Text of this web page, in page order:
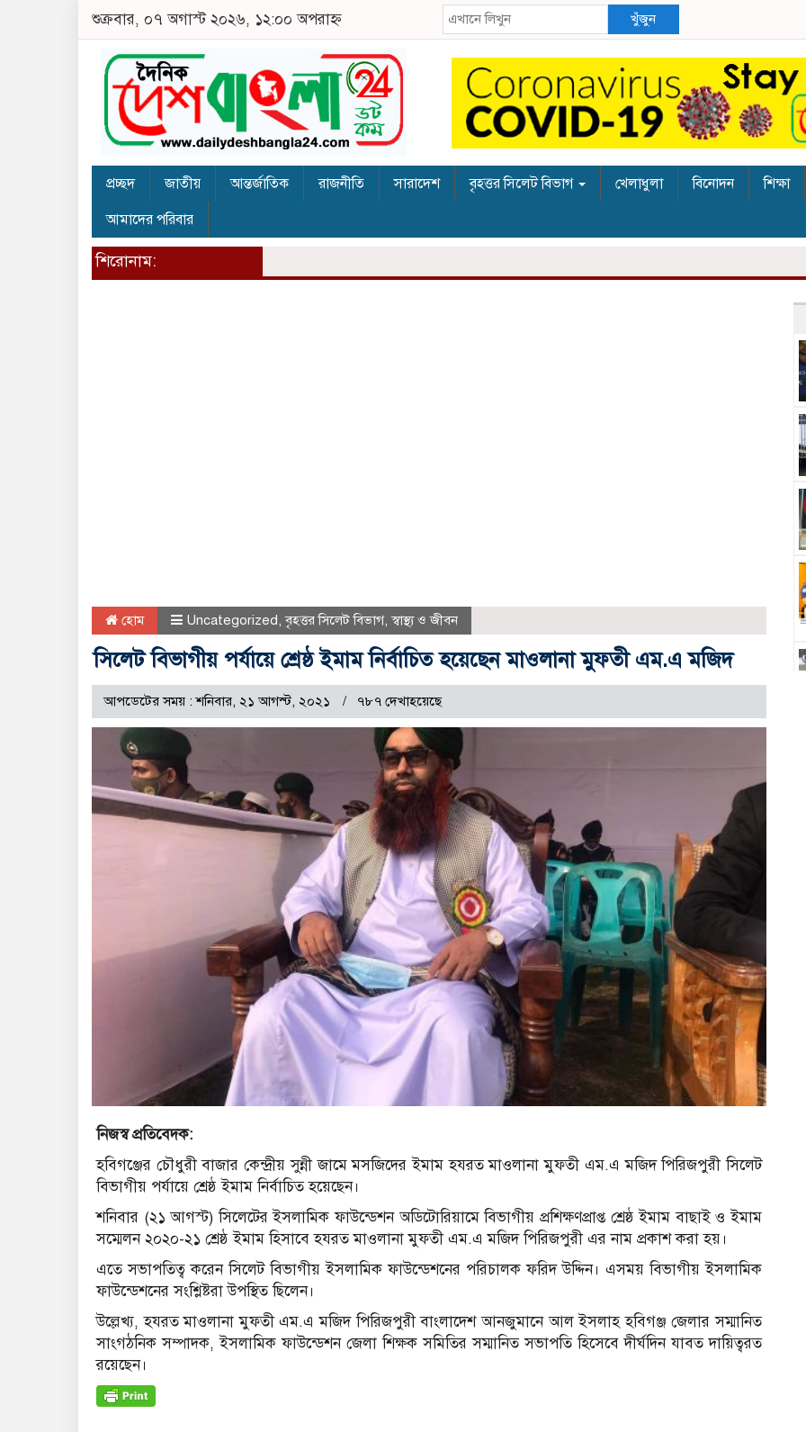
শুক্রবার, ০৭ অগাস্ট ২০২৬, ১২:০০ অপরাহ্ন খুঁজুন
প্রচ্ছদ জাতীয় আন্তর্জাতিক রাজনীতি সারাদেশ বৃহত্তর সিলেট বিভাগ খেলাধুলা বিনোদন শিক্ষা
আমাদের পরিবার
শিরোনাম:
হোম Uncategorized,বৃহত্তর সিলেট বিভাগ,স্বাস্থ্য ও জীবন
সিলেট বিভাগীয় পর্যায়ে শ্রেষ্ঠ ইমাম নির্বাচিত হয়েছেন মাওলানা মুফতী এম.এ মজিদ
আপডেটের সময় : শনিবার, ২১ আগস্ট, ২০২১ ৭৮৭ দেখাহয়েছে
নিজস্ব প্রতিবেদক:
হবিগঞ্জের চৌধুরী বাজার কেন্দ্রীয় সুন্নী জামে মসজিদের ইমাম হযরত মাওলানা মুফতী এম.এ মজিদ পিরিজপুরী সিলেট
বিভাগীয় পর্যায়ে শ্রেষ্ঠ ইমাম নির্বাচিত হয়েছেন।
শনিবার (২১ আগস্ট) সিলেটের ইসলামিক ফাউন্ডেশন অডিটোরিয়ামে বিভাগীয় প্রশিক্ষণপ্রাপ্ত শ্রেষ্ঠ ইমাম বাছাই ও ইমাম
সম্মেলন ২০২০-২১ শ্রেষ্ঠ ইমাম হিসাবে হযরত মাওলানা মুফতী এম.এ মজিদ পিরিজপুরী এর নাম প্রকাশ করা হয়।
এতে সভাপতিত্ব করেন সিলেট বিভাগীয় ইসলামিক ফাউন্ডেশনের পরিচালক ফরিদ উদ্দিন। এসময় বিভাগীয় ইসলামিক
ফাউন্ডেশনের সংশ্লিষ্টরা উপস্থিত ছিলেন।
উল্লেখ্য, হযরত মাওলানা মুফতী এম.এ মজিদ পিরিজপুরী বাংলাদেশ আনজুমানে আল ইসলাহ হবিগঞ্জ জেলার সম্মানিত
সাংগঠনিক সম্পাদক, ইসলামিক ফাউন্ডেশন জেলা শিক্ষক সমিতির সম্মানিত সভাপতি হিসেবে দীর্ঘদিন যাবত দায়িত্বরত
রয়েছেন।